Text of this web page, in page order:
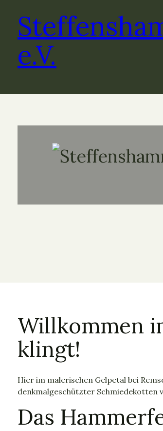
e.V.
Willkommen
klingt!
Hier im malerischen Gelpetal bei
denkmalgeschützter Schmiedekotten
Das